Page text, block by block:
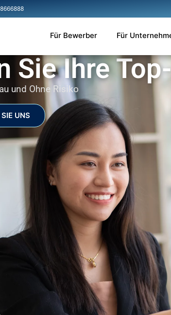
Für Bewerber Für
Sie Ihre
und Ohne Risiko
UNS